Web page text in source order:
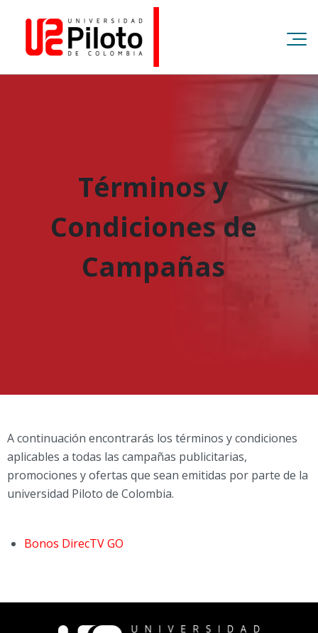
Términos y
Condiciones de
Campañas
A continuación encontrarás los términos y condiciones
aplicables a todas las campañas publicitarias,
promociones y ofertas que sean emitidas por parte de la
universidad Piloto de Colombia.
Bonos DirecTV GO